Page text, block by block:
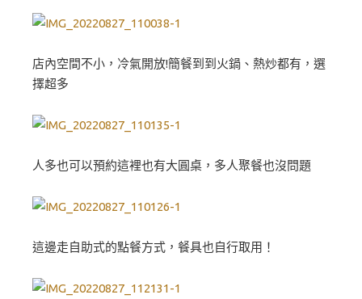
店內空間不小，冷氣開放!簡餐到到火鍋、熱炒都有，選
擇超多
人多也可以預約這裡也有大圓桌，多人聚餐也沒問題
這邊走自助式的點餐方式，餐具也自行取用！